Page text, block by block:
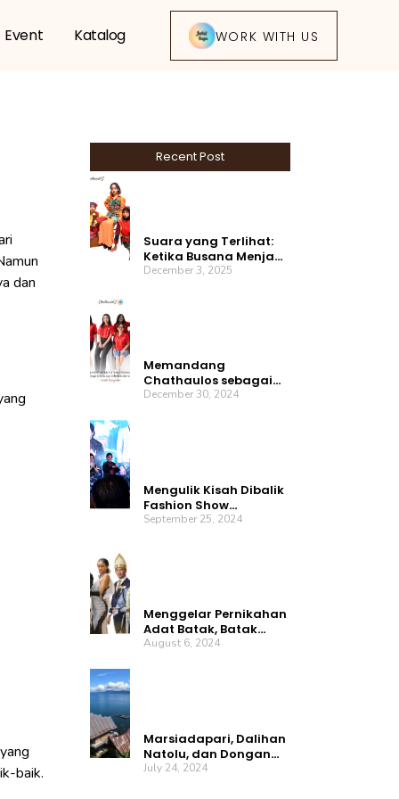
Event Katalog WORK WITH US
dan
baik.
Recent Post
Suara yang Terlihat:
Ketika Busana Menjadi
Bahasa Keberanian
December 3, 2025
Memandang
Chathaulos sebagai
Identitas Diri: Hadir
December 30, 2024
Mengulik Kisah Dibalik
Fashion Show
Chathaulos
September 25, 2024
Menggelar Pernikahan
Adat Batak, Batak
Untuk Indonesia
August 6, 2024
Marsiadapari, Dalihan
Natolu, dan Dongan
Sahuta: Semangat
July 24, 2024